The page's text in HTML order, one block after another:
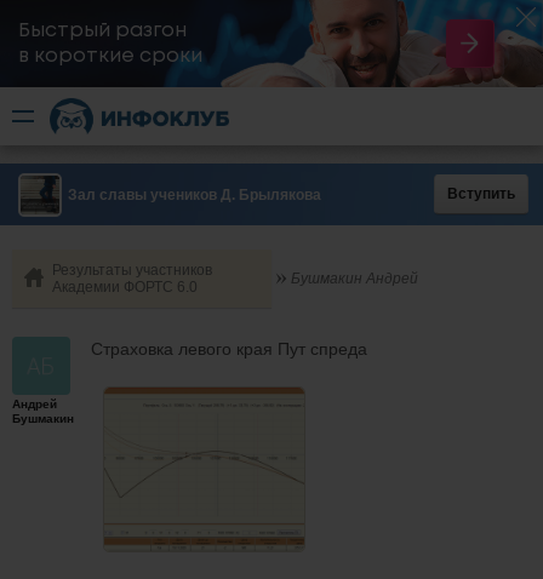
Быстрый разгон
​в короткие сроки
Зал славы учеников Д. Брылякова Вступить
Результаты участников
Академии ФОРТС 6.0
Бушмакин Андрей
Андрей
Бушмакин
Страховка левого края Пут спреда